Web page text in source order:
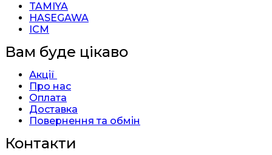
TAMIYA
HASEGAWA
ICM
Вам буде цікаво
Акції
Про нас
Оплата
Доставка
Повернення та обмін
Контакти